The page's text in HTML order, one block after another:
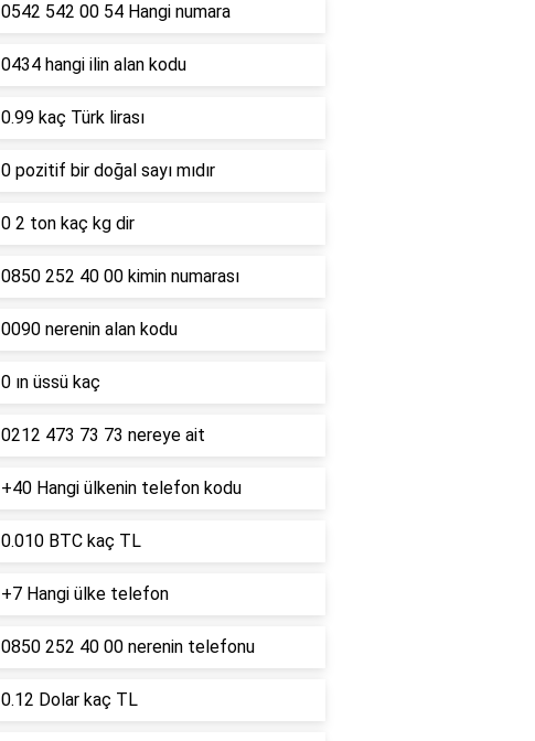
0542 542 00 54 Hangi numara
0434 hangi ilin alan kodu
0.99 kaç Türk lirası
0 pozitif bir doğal sayı mıdır
0 2 ton kaç kg dir
0850 252 40 00 kimin numarası
0090 nerenin alan kodu
0 ın üssü kaç
0212 473 73 73 nereye ait
+40 Hangi ülkenin telefon kodu
0.010 BTC kaç TL
+7 Hangi ülke telefon
0850 252 40 00 nerenin telefonu
0.12 Dolar kaç TL